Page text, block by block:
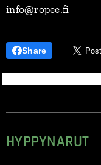
info@ropee.fi
Share
HYPPYNARUT